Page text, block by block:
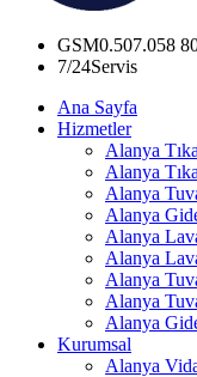
GSM0.507.058
7/24Servis
Ana Sayfa
Hizmetler
Alanya
Alanya
Alanya
Alanya
Alanya
Alanya
Alanya
Alanya
Alanya
Kurumsal
Alanya